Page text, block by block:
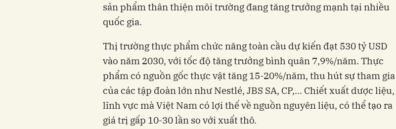
sản phẩm thân thiện môi trường đang tăng trưởng mạnh tại nhiều
quốc gia.
Thị trường thực phẩm chức năng toàn cầu dự kiến đạt 530 tỷ USD
vào năm 2030, với tốc độ tăng trưởng bình quân 7,9%/năm. Thực
phẩm có nguồn gốc thực vật tăng 15-20%/năm, thu hút sự tham gia
của các tập đoàn lớn như Nestlé, JBS SA, CP,... Chiết xuất dược liệu,
lĩnh vực mà Việt Nam có lợi thế về nguồn nguyên liệu, có thể tạo ra
giá trị gấp 10-30 lần so với xuất thô.